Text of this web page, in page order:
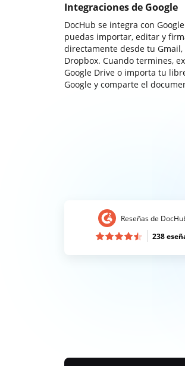
Integraciones de Google
DocHub se integra con
puedas importar, editar y
directamente desde tu Gmail,
Dropbox. Cuando termines,
Google Drive o importa tu
Google y comparte el
Reseñas de
238